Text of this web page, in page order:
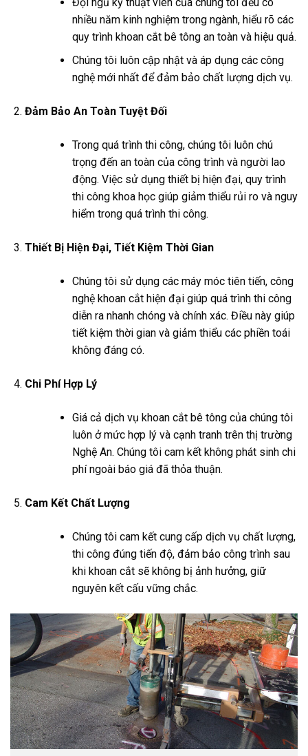
nhiều năm kinh nghiệm trong ngành, hiểu rõ các
quy trình khoan cắt bê tông an toàn và hiệu quả.
Chúng tôi luôn cập nhật và áp dụng các công
nghệ mới nhất để đảm bảo chất lượng dịch vụ.
Đảm Bảo An Toàn Tuyệt Đối
Trong quá trình thi công, chúng tôi luôn chú
trọng đến an toàn của công trình và người lao
động. Việc sử dụng thiết bị hiện đại, quy trình
thi công khoa học giúp giảm thiểu rủi ro và nguy
hiểm trong quá trình thi công.
Thiết Bị Hiện Đại, Tiết Kiệm Thời Gian
Chúng tôi sử dụng các máy móc tiên tiến, công
nghệ khoan cắt hiện đại giúp quá trình thi công
diễn ra nhanh chóng và chính xác. Điều này giúp
tiết kiệm thời gian và giảm thiểu các phiền toái
không đáng có.
Chi Phí Hợp Lý
Giá cả dịch vụ khoan cắt bê tông của chúng tôi
luôn ở mức hợp lý và cạnh tranh trên thị trường
Nghệ An. Chúng tôi cam kết không phát sinh chi
phí ngoài báo giá đã thỏa thuận.
Cam Kết Chất Lượng
Chúng tôi cam kết cung cấp dịch vụ chất lượng,
thi công đúng tiến độ, đảm bảo công trình sau
khi khoan cắt sẽ không bị ảnh hưởng, giữ
nguyên kết cấu vững chắc.